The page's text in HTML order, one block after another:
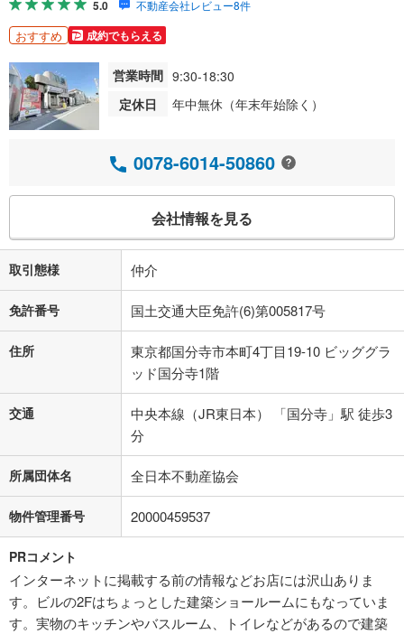
5.0 不動産会社レビュー8件
おすすめ 成約でもらえる
営業時間 9:30-18:30
定休日
年中無休（年末年始除く）
0078-6014-50860
会社情報を見る
取引態様 仲介
免許番号 国土交通大臣免許(6)第005817号
住所
東京都国分寺市本町4丁目19-10 ビッググラ
ッド国分寺1階
交通
中央本線（JR東日本） 「国分寺」駅 徒歩3
分
所属団体名 全日本不動産協会
物件管理番号 20000459537
PRコメント
インターネットに掲載する前の情報などお店には沢山ありま
す。ビルの2Fはちょっとした建築ショールームにもなっていま
す。実物のキッチンやバスルーム、トイレなどがあるので建築